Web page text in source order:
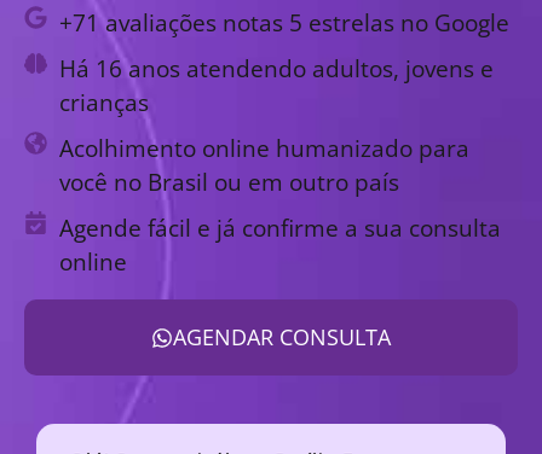
+71 avaliações notas 5 estrelas no Google
Há 16 anos atendendo adultos, jovens e
crianças
Acolhimento online humanizado para
você no Brasil ou em outro país
Agende fácil e já confirme a sua consulta
online
AGENDAR CONSULTA